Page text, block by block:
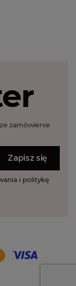
zamówienie
i politykę